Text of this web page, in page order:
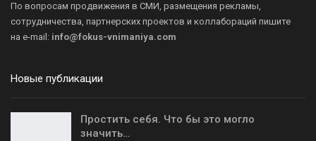
По вопросам продвижения в СМИ, размещения рекламы,
сотрудничества, партнерских проектов и коллабораций пишите
на e-mail: info@fokus-vnimaniya.com
Новые публикации
Простить себя. Что бы это могло
значить…